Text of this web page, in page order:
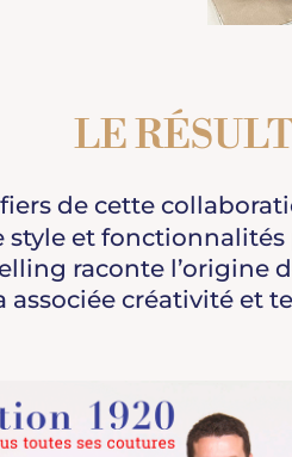
LE
de cette
style et
raconte l’origine
associée créativité et